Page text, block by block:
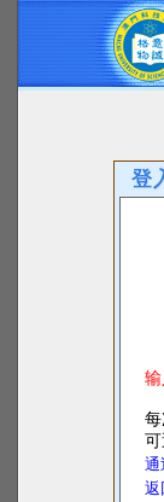
登
可
通
返